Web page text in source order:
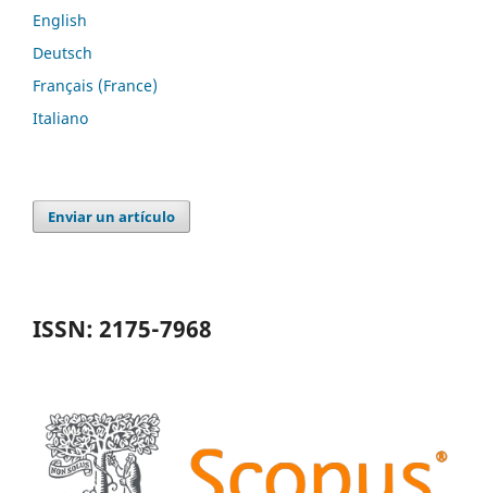
English
Deutsch
Français (France)
Italiano
Enviar un artículo
ISSN: 2175-7968